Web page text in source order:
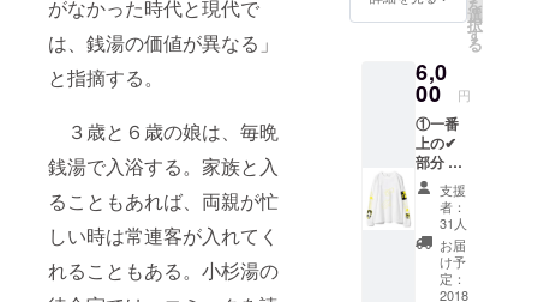
がなかった時代と現代で
は、銭湯の価値が異なる」
と指摘する。
３歳と６歳の娘は、毎晩
銭湯で入浴する。家族と入
ることもあれば、両親が忙
しい時は常連客が入れてく
れることもある。小杉湯の
日々邁進。
ーーー
在学中より
岡本優主宰
TABATHA（ﾀ
ﾊﾞｻ）に所
属。2016年
からソロ活
動開始、２
わか
る！」
「・・
特徴捉
えて
る・・
！」と
つい、
うなっ
てしま
う絶妙
供アー
ティス
ト
NEEVO
(from
dividep
erzero)
10代の
頃より
数々の
バンド
活動を
さんが
オリジ
ザイン
をして
くれま
す
→https:
//www.i
nstagra
m.com/
kiiman/
普段着
でも着
れる＋
を
選
択
す
る
6,0
00 円
①一番
上の✔︎
部分 踊
る銭湯
ロングT
シャツ
（デザ
インby
KIIMAN
＆ 石井
支援
者：
31人
お届
け予
定：
2018